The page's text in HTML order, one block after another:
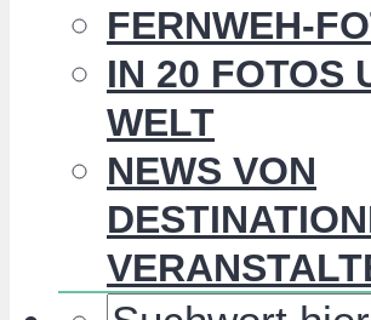
FERNWEH-
IN 20 FOTOS
WELT
NEWS VON